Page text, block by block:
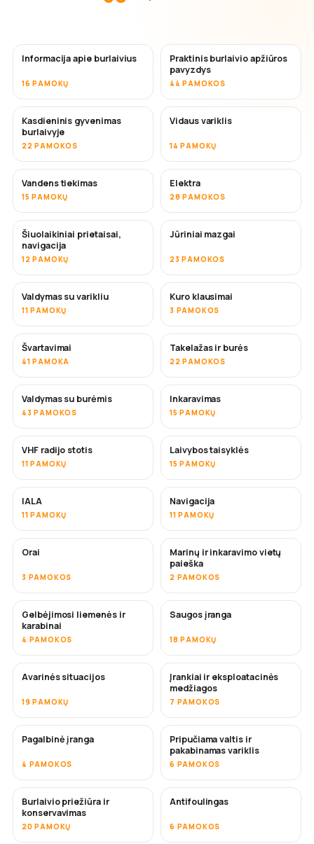
Informacija apie burlaivius
16 PAMOKŲ
Praktinis burlaivio apžiūros
pavyzdys
44 PAMOKOS
Kasdieninis gyvenimas
burlaivyje
22 PAMOKOS
Vidaus variklis
14 PAMOKŲ
Vandens tiekimas
15 PAMOKŲ
Elektra
28 PAMOKOS
Šiuolaikiniai prietaisai,
navigacija
12 PAMOKŲ
Jūriniai mazgai
23 PAMOKOS
Valdymas su varikliu
11 PAMOKŲ
Kuro klausimai
3 PAMOKOS
Švartavimai
41 PAMOKA
Takelažas ir burės
22 PAMOKOS
Valdymas su burėmis
43 PAMOKOS
Inkaravimas
15 PAMOKŲ
VHF radijo stotis
11 PAMOKŲ
Laivybos taisyklės
15 PAMOKŲ
IALA
11 PAMOKŲ
Navigacija
11 PAMOKŲ
Orai
3 PAMOKOS
Marinų ir inkaravimo vietų
paieška
2 PAMOKOS
Gelbėjimosi liemenės ir
karabinai
4 PAMOKOS
Saugos įranga
18 PAMOKŲ
Avarinės situacijos
19 PAMOKŲ
Įrankiai ir eksploatacinės
medžiagos
7 PAMOKOS
Pagalbinė įranga
4 PAMOKOS
Pripučiama valtis ir
pakabinamas variklis
6 PAMOKOS
Burlaivio priežiūra ir
konservavimas
20 PAMOKŲ
NETRUKUS
Antifoulingas
6 PAMOKOS